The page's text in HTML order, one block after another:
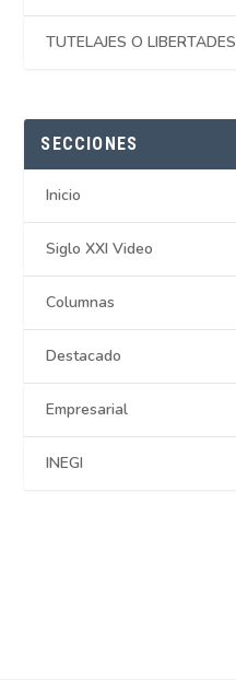
TUTELAJES O LIBERTADES
SECCIONES
Inicio
Siglo XXI Video
Columnas
Destacado
Empresarial
INEGI